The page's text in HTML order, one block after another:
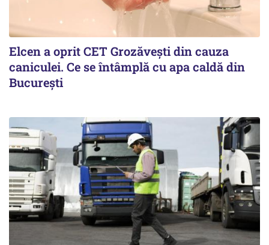
Elcen a oprit CET Grozăvești din cauza
caniculei. Ce se întâmplă cu apa caldă din
București